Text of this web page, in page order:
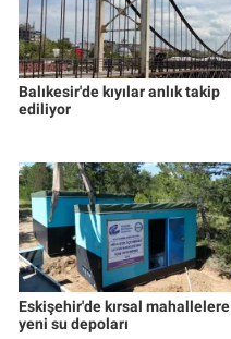
Balıkesir'de kıyılar anlık takip
ediliyor
Eskişehir'de kırsal mahallelere
yeni su depoları